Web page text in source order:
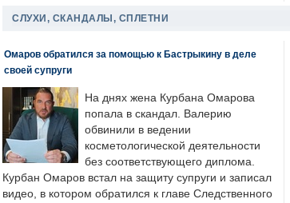
СЛУХИ, СКАНДАЛЫ, СПЛЕТНИ
Омаров обратился за помощью к Бастрыкину в деле
своей супруги
На днях жена Курбана Омарова
попала в скандал. Валерию
обвинили в ведении
косметологической деятельности
без соответствующего диплома.
Курбан Омаров встал на защиту супруги и записал
видео, в котором обратился к главе Следственного